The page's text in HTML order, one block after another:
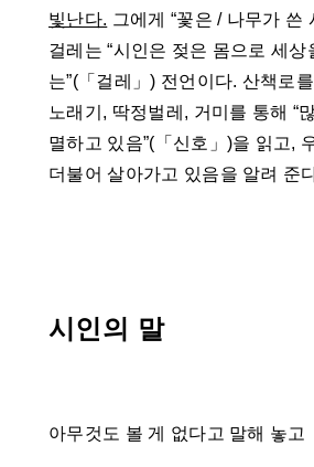
빛난다. 그에게 “꽃은 / 나무가 쓴
걸레는 “시인은 젖은 몸으로 세상
는”(「걸레」) 전언이다. 산책로
노래기, 딱정벌레, 거미를 통해 “
멸하고 있음”(「신호」)을 읽고,
더불어 살아가고 있음을 알려 준
시인의 말
아무것도 볼 게 없다고 말해 놓고